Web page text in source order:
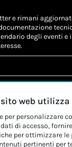
e rimani
degli eventi e
autorizzo al
autorizzo al
dimarketing*
web utilizza
per personalizzare
di accesso,
per ottimizzare le
pertinenti per